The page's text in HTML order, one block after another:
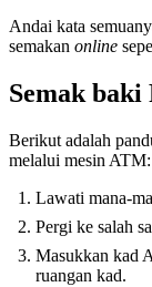
Andai kata
semakan online
Semak
Berikut adalah
melalui mesin ATM:
Lawati mana-
Pergi ke salah
Masukkan kad
ruangan kad.